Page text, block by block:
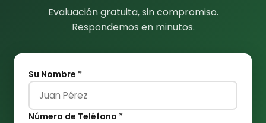
Evaluación gratuita, sin compromiso.
Respondemos en minutos.
Su Nombre *
Número de Teléfono *